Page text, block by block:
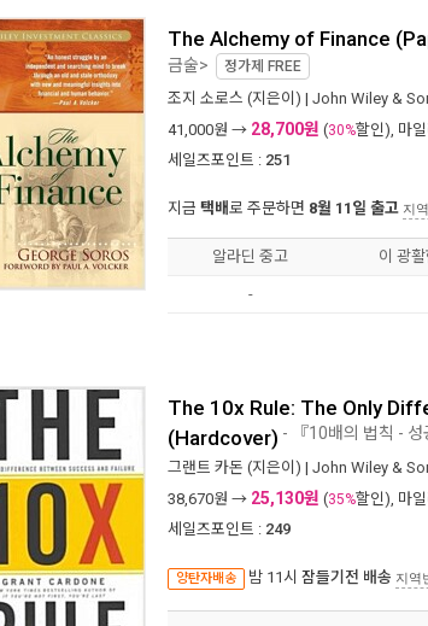
The Alchemy of Finance
금술> 정가제 FREE
조지 소로스 (지은이) | John Wiley &
41,000원 → 28,700원 (30%할인), 마일
세일즈포인트 : 251
지금 택배로 주문하면 8월 11일 출고 지
알라딘 중고 이 광
-
The 10x Rule: The Only
(Hardcover) - 『10배의 법칙 - 성
그랜트 카돈 (지은이) | John Wiley &
38,670원 → 25,130원 (35%할인), 마일
세일즈포인트 : 249
양탄자배송 밤 11시 잠들기전 배송 지역